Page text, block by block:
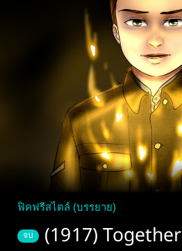
ฟิคฟรีสไตล์ (บรรยาย)
จบ (1917) Together